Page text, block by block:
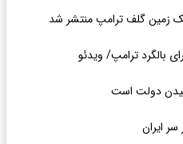
زمین گلف ترامپ منتشر شد
بالگرد ترامپ/ ویدئو
دولت است
ایران